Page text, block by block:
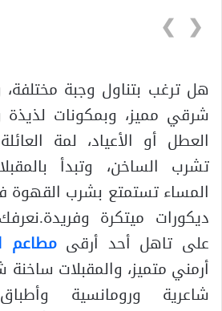
❮
❯
هل ترغب بتناول وجبة
شرقي مميز، وبمكونات
العطل أو الأعياد، لمة
تشرب الساخن، وتبدأ
المساء تستمتع بشرب القهوة
ديكورات ميتكرة
على تاهل أحد أرقى مطاعم
أرمني متميز، والمقبلات ساخنة
شاعرية ورومانسية